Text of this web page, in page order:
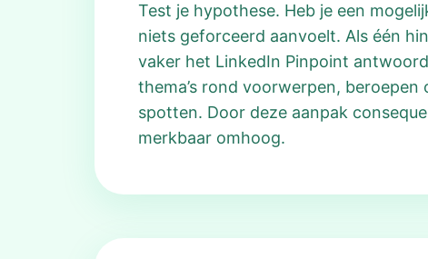
Test je hypothese. Heb je een
niets geforceerd aanvoelt. Als één
vaker het LinkedIn Pinpoint
thema’s rond voorwerpen,
spotten. Door deze aanpak
merkbaar omhoog.